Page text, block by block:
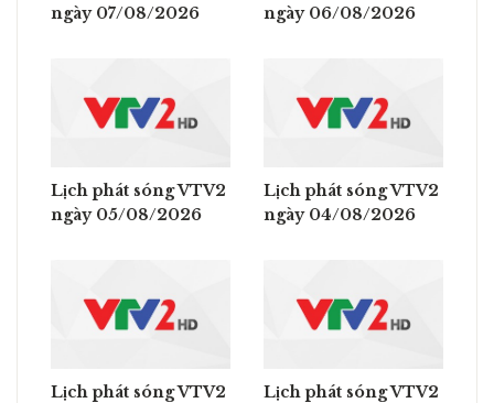
ngày 07/08/2026
ngày 06/08/2026
Lịch phát sóng VTV2
ngày 05/08/2026
Lịch phát sóng VTV2
ngày 04/08/2026
Lịch phát sóng VTV2
Lịch phát sóng VTV2